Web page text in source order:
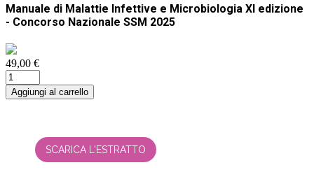
Manuale di Malattie Infettive e Microbiologia XI edizione
- Concorso Nazionale SSM 2025
49,00 €
Aggiungi al carrello
SCARICA L'ESTRATTO